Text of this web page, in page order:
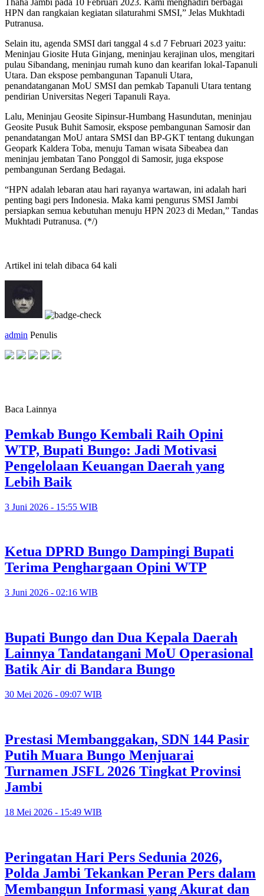
HPN dan rangkaian kegiatan silaturahmi SMSI,” Jelas Mukhtadi
Putranusa.
Selain itu, agenda SMSI dari tanggal 4 s.d 7 Februari 2023 yaitu:
Meninjau Giosite Huta Ginjang, meninjau kerajinan ulos, mengitari
pulau Sibandang, meninjau rumah kuno dan kearifan lokal-Tapanuli
Utara. Dan ekspose pembangunan Tapanuli Utara,
penandatanganan MoU SMSI dan pemkab Tapanuli Utara tentang
pendirian Universitas Negeri Tapanuli Raya.
Lalu, Meninjau Geosite Sipinsur-Humbang Hasundutan, meninjau
Geosite Pusuk Buhit Samosir, ekspose pembangunan Samosir dan
penandatangan MoU antara SMSI dan BP-GKT tentang dukungan
Geopark Kaldera Toba, menuju Taman wisata Sibeabea dan
meninjau jembatan Tano Ponggol di Samosir, juga ekspose
pembangunan Serdang Bedagai.
“HPN adalah lebaran atau hari rayanya wartawan, ini adalah hari
penting bagi pers Indonesia. Maka kami pengurus SMSI Jambi
persiapkan semua kebutuhan menuju HPN 2023 di Medan,” Tandas
Mukhtadi Putranusa. (*/)
Artikel ini telah dibaca 64 kali
admin Penulis
Baca Lainnya
Pemkab Bungo Kembali Raih Opini
WTP, Bupati Bungo: Jadi Motivasi
Pengelolaan Keuangan Daerah yang
Lebih Baik
3 Juni 2026 - 15:55 WIB
Ketua DPRD Bungo Dampingi Bupati
Terima Penghargaan Opini WTP
3 Juni 2026 - 02:16 WIB
Bupati Bungo dan Dua Kepala Daerah
Lainnya Tandatangani MoU Operasional
Batik Air di Bandara Bungo
30 Mei 2026 - 09:07 WIB
Prestasi Membanggakan, SDN 144 Pasir
Putih Muara Bungo Menjuarai
Turnamen JSFL 2026 Tingkat Provinsi
Jambi
18 Mei 2026 - 15:49 WIB
Peringatan Hari Pers Sedunia 2026,
Polda Jambi Tekankan Peran Pers dalam
Membangun Informasi yang Akurat dan